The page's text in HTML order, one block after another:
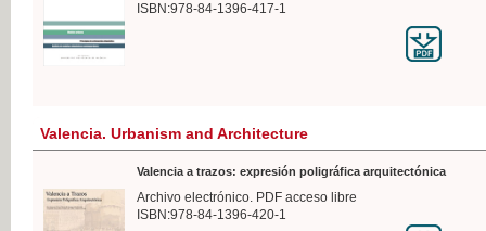
ISBN:978-84-1396-417-1
Valencia. Urbanism and Architecture
Valencia a trazos: expresión poligráfica arquitectónica
Archivo electrónico. PDF acceso libre
ISBN:978-84-1396-420-1